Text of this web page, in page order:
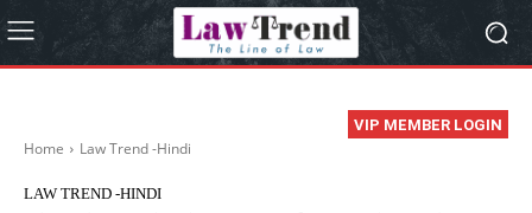
VIP MEMBER LOGIN
Home Law Trend -Hindi
LAW TREND -HINDI